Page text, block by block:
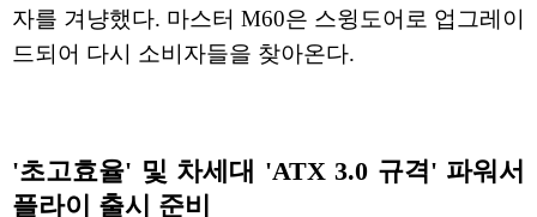
자를 겨냥했다. 마스터 M60은 스윙도어로 업그레이
드되어 다시 소비자들을 찾아온다.
'초고효율' 및 차세대 'ATX 3.0 규격' 파워서
플라이 출시 준비